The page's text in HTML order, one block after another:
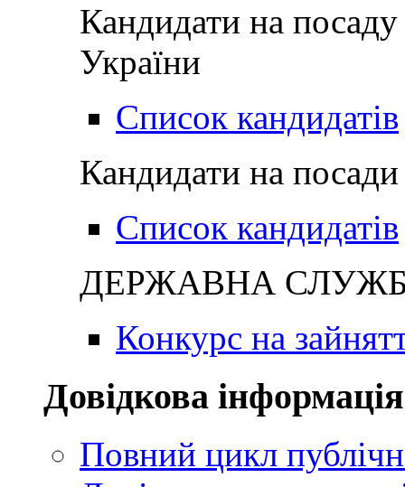
Кандидати на
України
Список кандидатів
Кандидати на посади
Список кандидатів
ДЕРЖАВНА
Конкурс на
Довідкова інформація
Повний цикл